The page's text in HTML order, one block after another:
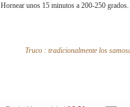
Hornear unos 15 minutos a 200-250
Truco : tradicionalmente los